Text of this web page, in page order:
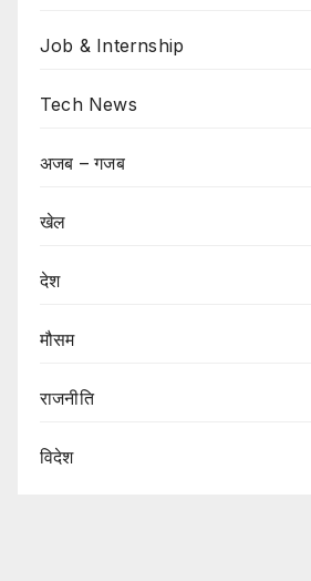
Job & Internship
Tech News
अजब – गजब
खेल
देश
मौसम
राजनीति
विदेश